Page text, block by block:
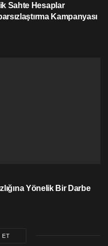
Sahte Hesaplar
Kampanyası
Yönelik Bir Darbe
ET